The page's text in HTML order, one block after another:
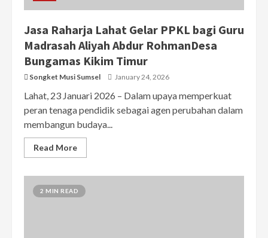
Jasa Raharja Lahat Gelar PPKL bagi Guru
Madrasah Aliyah Abdur RohmanDesa
Bungamas Kikim Timur
Songket Musi Sumsel January 24, 2026
Lahat, 23 Januari 2026 – Dalam upaya memperkuat
peran tenaga pendidik sebagai agen perubahan dalam
membangun budaya...
Read More
2 MIN READ